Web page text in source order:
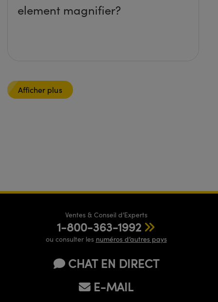
element magnifier?
Afficher plus
Ventes & Conseil d’Experts
1-800-363-1992
ou consulter les numéros d’autres pays
CHAT EN DIRECT
E-MAIL